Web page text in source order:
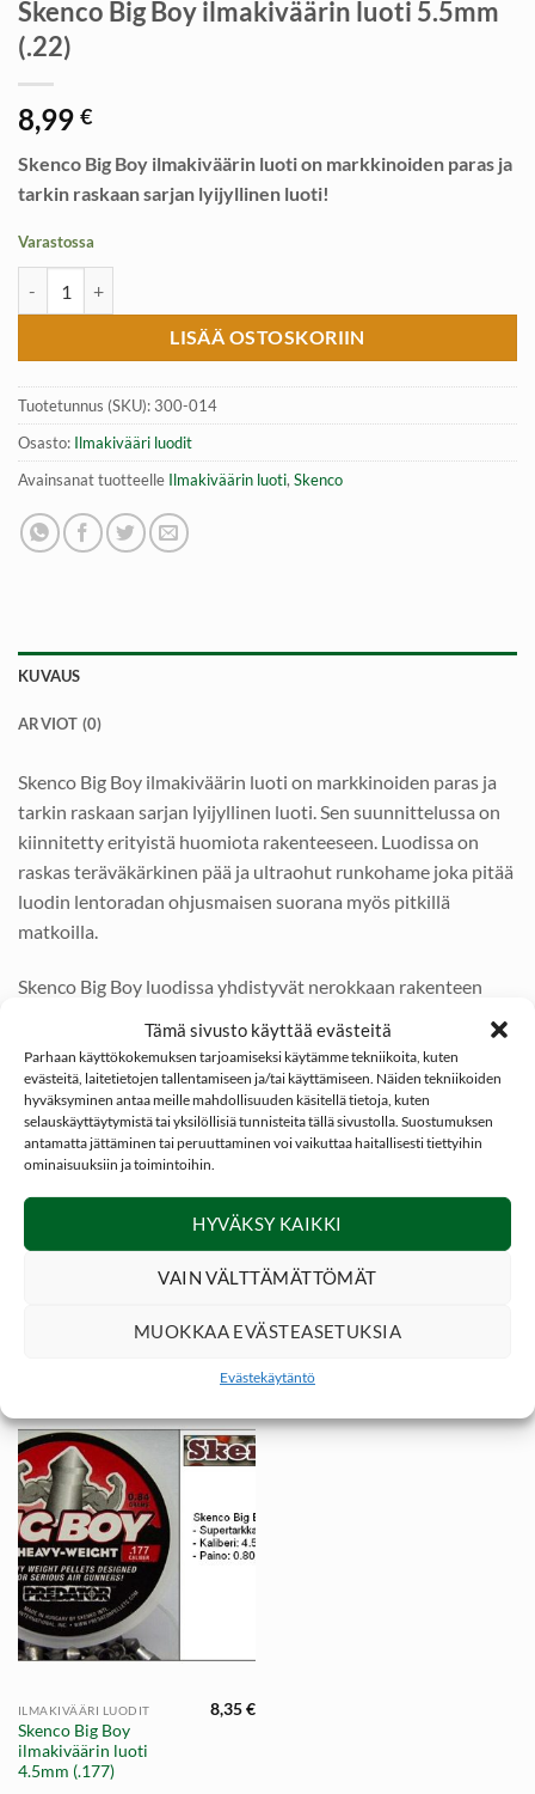
Tämä sivusto käyttää evästeitä
Parhaan käyttökokemuksen tarjoamiseksi käytämme tekniikoita, kuten
evästeitä, laitetietojen tallentamiseen ja/tai käyttämiseen. Näiden tekniikoiden
hyväksyminen antaa meille mahdollisuuden käsitellä tietoja, kuten
selauskäyttäytymistä tai yksilöllisiä tunnisteita tällä sivustolla. Suostumuksen
antamatta jättäminen tai peruuttaminen voi vaikuttaa haitallisesti tiettyihin
ominaisuuksiin ja toimintoihin.
HYVÄKSY KAIKKI
VAIN VÄLTTÄMÄTTÖMÄT
MUOKKAA EVÄSTEASETUKSIA
Evästekäytäntö
Skenco Big Boy ilmakiväärin luoti 5.5mm
(.22)
8,99 €
Skenco Big Boy ilmakiväärin luoti on markkinoiden paras ja
tarkin raskaan sarjan lyijyllinen luoti!
Varastossa
LISÄÄ OSTOSKORIIN
Tuotetunnus (SKU): 300-014
Osasto: Ilmakivääri luodit
Avainsanat tuotteelle Ilmakiväärin luoti, Skenco
KUVAUS
ARVIOT (0)
Skenco Big Boy ilmakiväärin luoti on markkinoiden paras ja
tarkin raskaan sarjan lyijyllinen luoti. Sen suunnittelussa on
kiinnitetty erityistä huomiota rakenteeseen. Luodissa on
raskas teräväkärkinen pää ja ultraohut runkohame joka pitää
luodin lentoradan ohjusmaisen suorana myös pitkillä
matkoilla.
Skenco Big Boy luodissa yhdistyvät nerokkaan rakenteen
vuoksi tarkkuus ja hyvä läpäisykyky terävän painavan kärjen
avulla.
* Raskaansarjan ilmakiväärin tarkkuusluoti
* Supertarkka
* Nerokas rakenne
* Kaliberi: 5.5mm / .22
* Paino: 1.70g
ILMAKIVÄÄRI LUODIT
Skenco Big Boy
ilmakiväärin luoti
4.5mm (.177)
8,35€